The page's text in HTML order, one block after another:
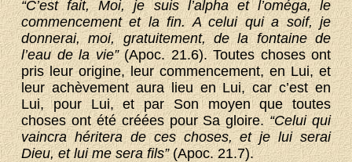
“C’est fait, Moi, je suis l’alpha et l’oméga, le
commencement et la fin. A celui qui a soif, je
donnerai, moi, gratuitement, de la fontaine de
l’eau de la vie”(Apoc. 21.6). Toutes choses ont
pris leur origine, leur commencement, en Lui, et
leur achèvement aura lieu en Lui, car c’est en
Lui, pour Lui, et par Son moyen que toutes
choses ont été créées pour Sa gloire.“Celui qui
vaincra héritera de ces choses, et je lui serai
Dieu, et lui me sera fils”(Apoc. 21.7).